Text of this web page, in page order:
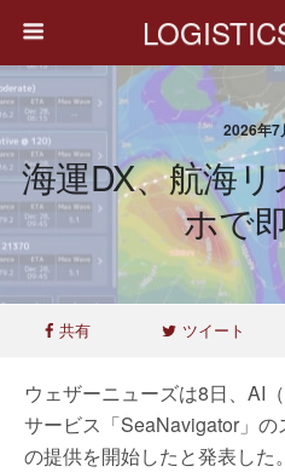
2026年7
海運DX、航海
ホで
共有 ツイート
ウェザーニューズは8日、AI
サービス「SeaNavigator」の
の提供を開始したと発表し